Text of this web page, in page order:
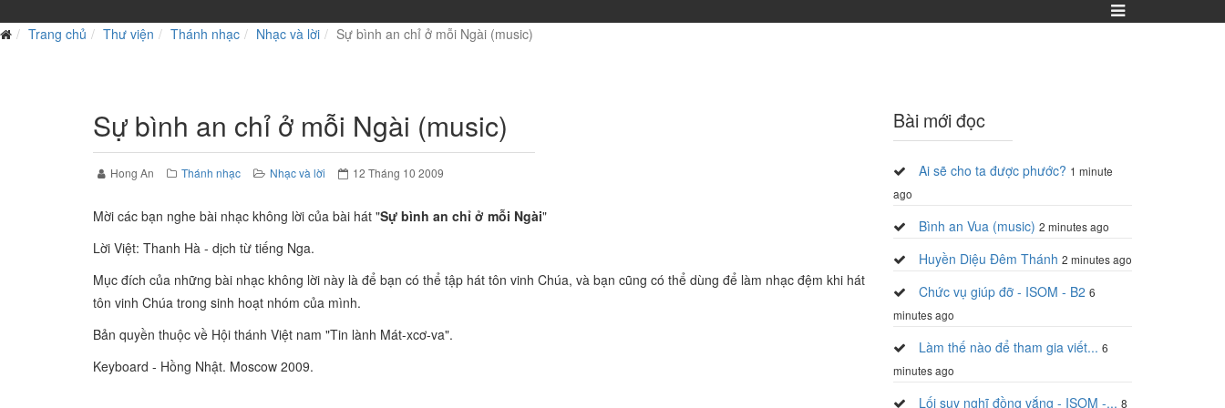
Trang chủ Thư viện Thánh nhạc Nhạc và lời Sự bình an chỉ ở mỗi Ngài (music)
Sự bình an chỉ ở mỗi Ngài (music)
Hong An Thánh nhạc Nhạc và lời 12 Tháng 10 2009
Mời các bạn nghe bài nhạc không lời của bài hát "Sự bình an chỉ ở mỗi Ngài"
Lời Việt: Thanh Hà - dịch từ tiếng Nga.
Mục đích của những bài nhạc không lời này là để bạn có thể tập hát tôn vinh Chúa, và bạn cũng có thể dùng để làm nhạc đệm khi hát
tôn vinh Chúa trong sinh hoạt nhóm của mình.
Bản quyền thuộc về Hội thánh Việt nam "Tin lành Mát-xcơ-va".
Keyboard - Hồng Nhật. Moscow 2009.
Bài mới đọc
Ai sẽ cho ta được phước? 1 minute
ago
Bình an Vua (music) 2 minutes ago
Huyền Diệu Đêm Thánh 2 minutes ago
Chức vụ giúp đỡ - ISOM - B2 6
minutes ago
Làm thế nào để tham gia viết... 6
minutes ago
Lối suy nghĩ đồng vắng - ISOM -... 8